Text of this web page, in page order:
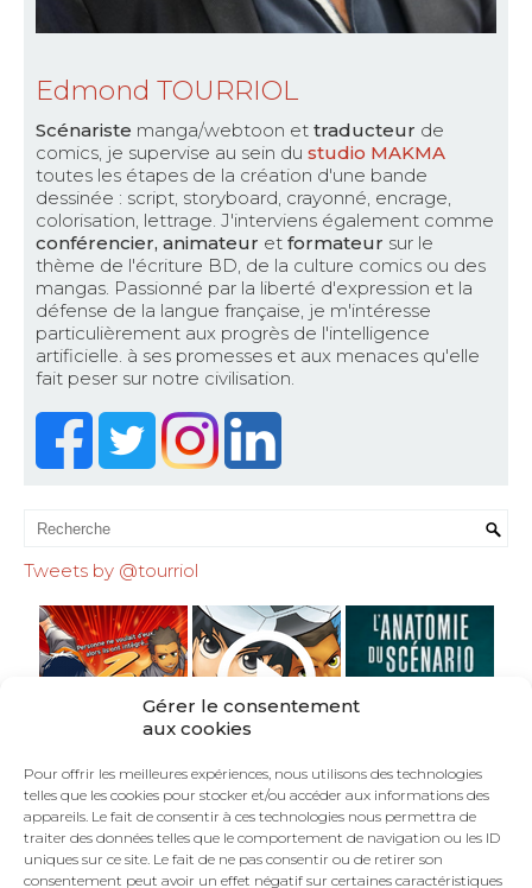
Gérer le consentement
aux cookies
Pour offrir les meilleures expériences, nous utilisons des technologies
telles que les cookies pour stocker et/ou accéder aux informations des
appareils. Le fait de consentir à ces technologies nous permettra de
traiter des données telles que le comportement de navigation ou les ID
uniques sur ce site. Le fait de ne pas consentir ou de retirer son
consentement peut avoir un effet négatif sur certaines caractéristiques
Edmond TOURRIOL
Scénariste manga/webtoon et traducteur de
comics, je supervise au sein du studio MAKMA
toutes les étapes de la création d'une bande
dessinée : script, storyboard, crayonné, encrage,
colorisation, lettrage. J'interviens également comme
conférencier, animateur et formateur sur le
thème de l'écriture BD, de la culture comics ou des
mangas. Passionné par la liberté d'expression et la
défense de la langue française, je m'intéresse
particulièrement aux progrès de l'intelligence
artificielle. à ses promesses et aux menaces qu'elle
fait peser sur notre civilisation.
Tweets by @tourriol